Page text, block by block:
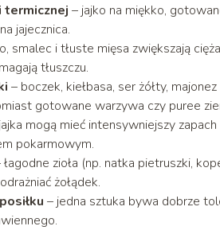
termicznej – jajko na miękko,
jajecznica.
smalec i tłuste mięsa zwiększają
tłuszczu.
– boczek, kiełbasa, ser żółty,
gotowane warzywa czy puree
mogą mieć intensywniejszy
pokarmowym.
łagodne zioła (np. natka pietruszki,
żołądek.
– jedna sztuka bywa dobrze